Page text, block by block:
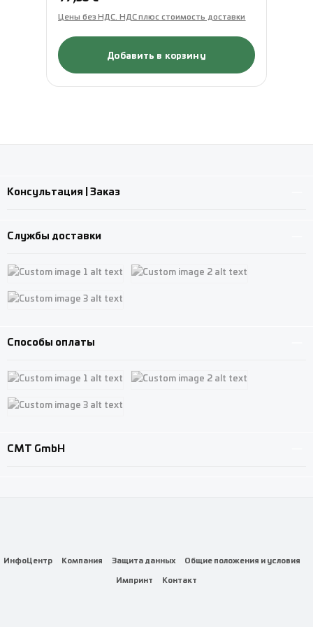
Цены без НДС. НДС плюс стоимость доставки
Добавить в корзину
Консультация | Заказ
Службы доставки
Custom image 1
Способы оплаты
Custom image 1
CMT GmbH
ИнфоЦентр Компания Защита данных
Общие положения и условия
Импринт
Контакт